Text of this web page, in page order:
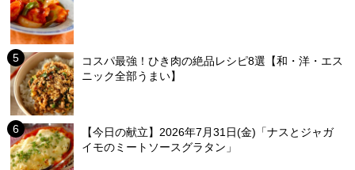
コスパ最強！ひき肉の絶品レシピ8選【和・洋・エス
ニック全部うまい】
【今日の献立】2026年7月31日(金)「ナスとジャガ
イモのミートソースグラタン」